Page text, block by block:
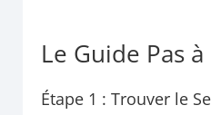
Le Guide Pas à
Étape 1 : Trouver le